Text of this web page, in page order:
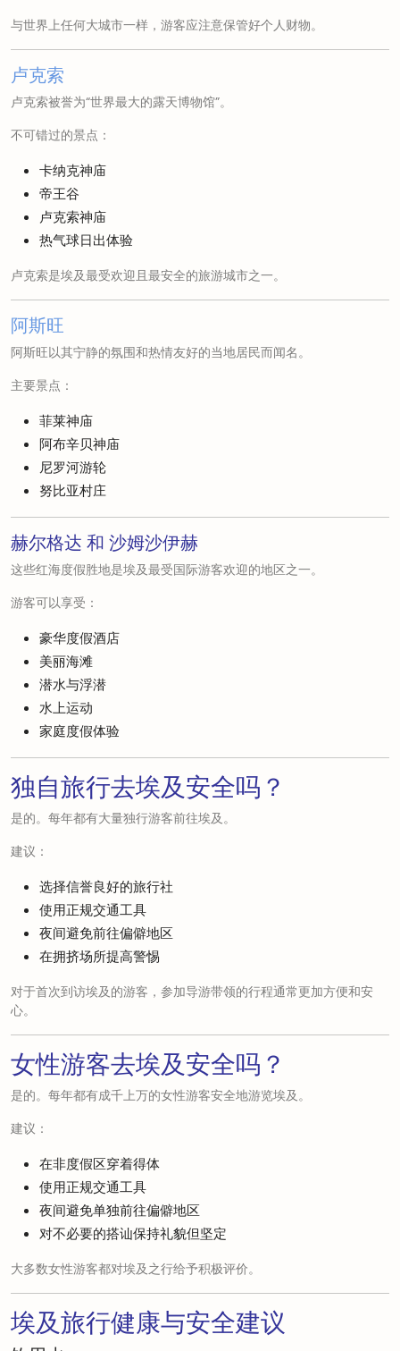
与世界上任何大城市一样，游客应注意保管好个人财物。
卢克索
卢克索被誉为“世界最大的露天博物馆”。
不可错过的景点：
卡纳克神庙
帝王谷
卢克索神庙
热气球日出体验
卢克索是埃及最受欢迎且最安全的旅游城市之一。
阿斯旺
阿斯旺以其宁静的氛围和热情友好的当地居民而闻名。
主要景点：
菲莱神庙
阿布辛贝神庙
尼罗河游轮
努比亚村庄
赫尔格达 和 沙姆沙伊赫
这些红海度假胜地是埃及最受国际游客欢迎的地区之一。
游客可以享受：
豪华度假酒店
美丽海滩
潜水与浮潜
水上运动
家庭度假体验
独自旅行去埃及安全吗？
是的。每年都有大量独行游客前往埃及。
建议：
选择信誉良好的旅行社
使用正规交通工具
夜间避免前往偏僻地区
在拥挤场所提高警惕
对于首次到访埃及的游客，参加导游带领的行程通常更加方便和安
心。
女性游客去埃及安全吗？
是的。每年都有成千上万的女性游客安全地游览埃及。
建议：
在非度假区穿着得体
使用正规交通工具
夜间避免单独前往偏僻地区
对不必要的搭讪保持礼貌但坚定
大多数女性游客都对埃及之行给予积极评价。
埃及旅行健康与安全建议